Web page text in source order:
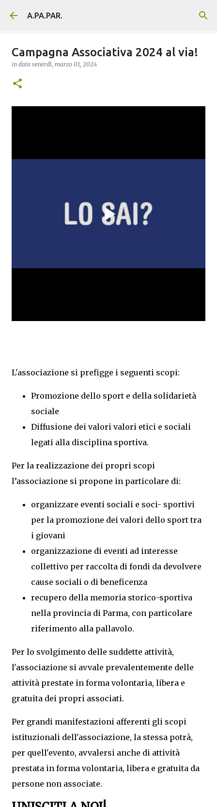
Passa ai contenuti principali
A.PA.PAR.
Campagna Associativa 2024 al via!
in data venerdì, marzo 01, 2024
L'associazione si prefigge i seguenti scopi:
Promozione dello sport e della solidarietà
sociale
Diffusione dei valori valori etici e sociali
legati alla disciplina sportiva.
Per la realizzazione dei propri scopi
l’associazione si propone in particolare di:
organizzare eventi sociali e soci- sportivi
per la promozione dei valori dello sport tra
i giovani
organizzazione di eventi ad interesse
collettivo per raccolta di fondi da devolvere
cause sociali o di beneficenza
recupero della memoria storico-sportiva
nella provincia di Parma, con particolare
riferimento alla pallavolo.
Per lo svolgimento delle suddette attività,
l'associazione si avvale prevalentemente delle
attività prestate in forma volontaria, libera e
gratuita dei propri associati.
Per grandi manifestazioni afferenti gli scopi
istituzionali dell'associazione, la stessa potrà,
per quell'evento, avvalersi anche di attività
prestata in forma volontaria, libera e gratuita da
persone non associate.